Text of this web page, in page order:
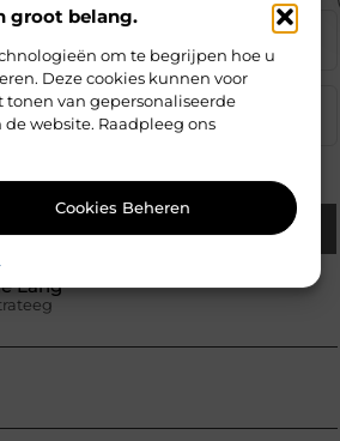
groot belang.
om te begrijpen hoe u
Deze cookies kunnen voor
van gepersonaliseerde
website. Raadpleeg ons
Cookies Beheren
▼
Lang